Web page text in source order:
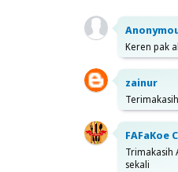
Keren pak
zainur
FAFaKoe
Trimakasih
sekali